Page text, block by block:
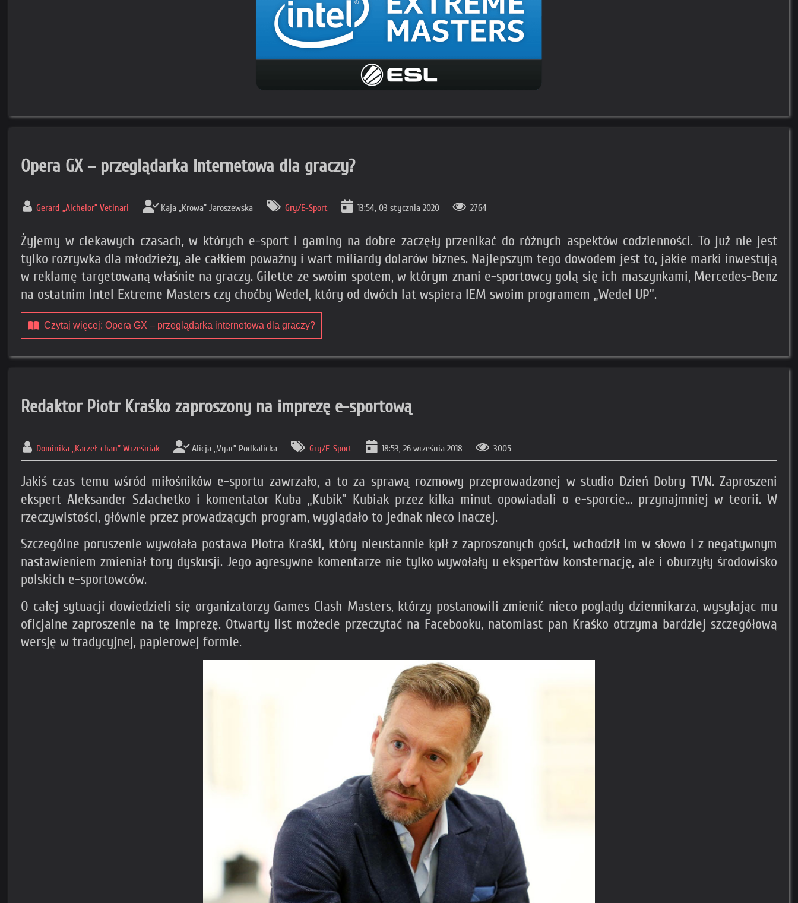
Opera GX – przeglądarka internetowa dla graczy?
Gerard „Alchelor” Vetinari Kaja „Krowa” Jaroszewska Gry/E-Sport 13:54, 03 stycznia 2020 2764
Żyjemy w ciekawych czasach, w których e-sport i gaming na dobre zaczęły przenikać do różnych aspektów codzienności. To już nie jest
tylko rozrywka dla młodzieży, ale całkiem poważny i wart miliardy dolarów biznes. Najlepszym tego dowodem jest to, jakie marki inwestują
w reklamę targetowaną właśnie na graczy. Gilette ze swoim spotem, w którym znani e-sportowcy golą się ich maszynkami, Mercedes-Benz
na ostatnim Intel Extreme Masters czy choćby Wedel, który od dwóch lat wspiera IEM swoim programem „Wedel UP”.
Czytaj więcej: Opera GX – przeglądarka internetowa dla graczy?
Redaktor Piotr Kraśko zaproszony na imprezę e-sportową
Dominika „Karzeł-chan” Wrześniak Alicja „Vyar” Podkalicka Gry/E-Sport 18:53, 26 września 2018 3005
Jakiś czas temu wśród miłośników e-sportu zawrzało, a to za sprawą rozmowy przeprowadzonej w studio Dzień Dobry TVN. Zaproszeni
ekspert Aleksander Szlachetko i komentator Kuba „Kubik” Kubiak przez kilka minut opowiadali o e-sporcie… przynajmniej w teorii. W
rzeczywistości, głównie przez prowadzących program, wyglądało to jednak nieco inaczej.
Szczególne poruszenie wywołała postawa Piotra Kraśki, który nieustannie kpił z zaproszonych gości, wchodził im w słowo i z negatywnym
nastawieniem zmieniał tory dyskusji. Jego agresywne komentarze nie tylko wywołały u ekspertów konsternację, ale i oburzyły środowisko
polskich e-sportowców.
O całej sytuacji dowiedzieli się organizatorzy Games Clash Masters, którzy postanowili zmienić nieco poglądy dziennikarza, wysyłając mu
oficjalne zaproszenie na tę imprezę. Otwarty list możecie przeczytać na Facebooku, natomiast pan Kraśko otrzyma bardziej szczegółową
wersję w tradycyjnej, papierowej formie.